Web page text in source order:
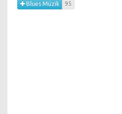
Blues Müzik 95